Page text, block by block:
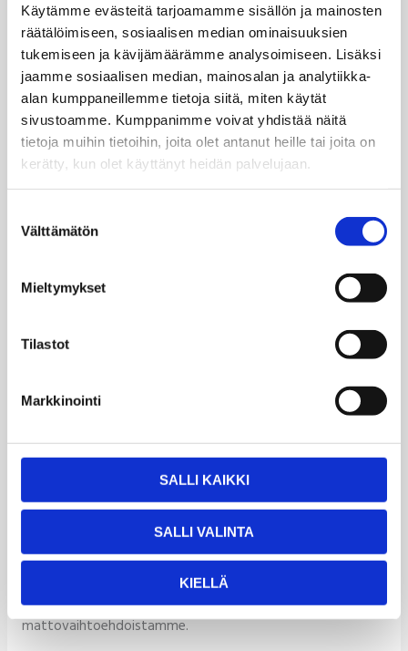
Käytämme evästeitä tarjoamamme sisällön ja mainosten
räätälöimiseen, sosiaalisen median ominaisuuksien
tukemiseen ja kävijämäärämme analysoimiseen. Lisäksi
jaamme sosiaalisen median, mainosalan ja analytiikka-
alan kumppaneillemme tietoja siitä, miten käytät
sivustoamme. Kumppanimme voivat yhdistää näitä
tietoja muihin tietoihin, joita olet antanut heille tai joita on
kerätty, kun olet käyttänyt heidän palvelujaan.
valinta
Välttämätön
Mieltymykset
Tilastot
Markkinointi
SALLI KAIKKI
SALLI VALINTA
KIELLÄ
Vaihtoväli mukautuu sesonkeihin ja käyttömääriin
Yhteistyössä löydämme juuri oikean rytmin
Osalle asiakkaistamme riittää vaihto muutaman kerran
vuodessa, toisille kerran kuukaudessa. Matot yritykselle
räätälöidään aina tilanteen mukaan.
riskitöntä. Mittauskäynti on aina ilmainen, eikä se sido
Tulemme paikan päälle, mittaamme tilat ja keskustelemme
todellisiin mittoihin ja käyttötarpeisiin.
Palvelun hyväksymisen jälkeen hoidamme kaiken
Toimitamme matot sovitusti paikoilleen
Vaihdamme ne säännöllisin väliajoin
Seuraamme kuntoa ja säädämme vaihtoväliä
Pidämme yhteyttä, jos muutoksia tarvitaan
Vaihtomattopalvelumme toimii Uudenmaan ja Kanta-
Hämeen alueilla.Katso lisääpalveluistamme ja
mattovaihtoehdoistamme.